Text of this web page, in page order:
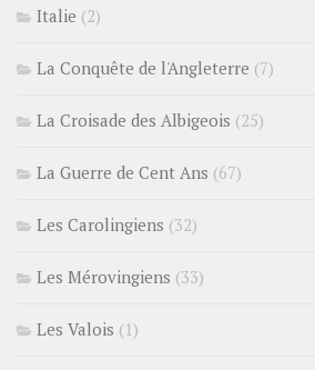
Italie (2)
La Conquête de l'Angleterre (7)
La Croisade des Albigeois (25)
La Guerre de Cent Ans (67)
Les Carolingiens (32)
Les Mérovingiens (33)
Les Valois (1)